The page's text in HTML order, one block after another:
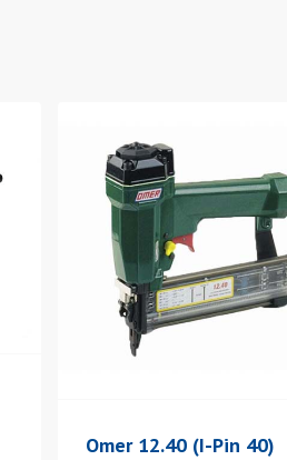
Omer 12.40 (I-Pin 40)